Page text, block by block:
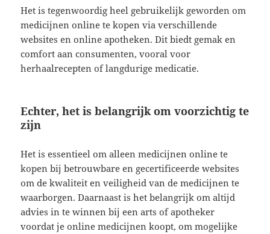
Het is tegenwoordig heel gebruikelijk geworden om
medicijnen online te kopen via verschillende
websites en online apotheken. Dit biedt gemak en
comfort aan consumenten, vooral voor
herhaalrecepten of langdurige medicatie.
Echter, het is belangrijk om voorzichtig te
zijn
Het is essentieel om alleen medicijnen online te
kopen bij betrouwbare en gecertificeerde websites
om de kwaliteit en veiligheid van de medicijnen te
waarborgen. Daarnaast is het belangrijk om altijd
advies in te winnen bij een arts of apotheker
voordat je online medicijnen koopt, om mogelijke